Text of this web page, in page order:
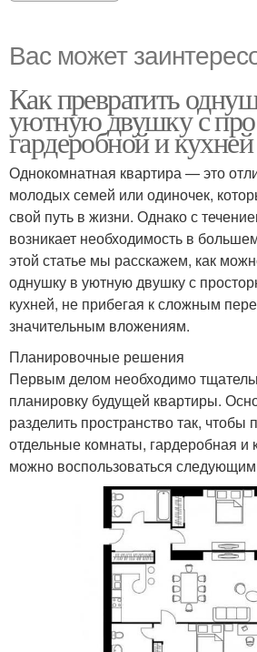
Вас может
Как превратить
уютную двушку с
гардеробной и кухней
Однокомнатная квартира — это
молодых семей или одиночек,
свой путь в жизни. Однако с
возникает необходимость в
этой статье мы расскажем, как
однушку в уютную двушку с
кухней, не прибегая к сложным
значительным вложениям.
Планировочные решения
Первым делом необходимо
планировку будущей квартиры.
разделить пространство так, чтобы
отдельные комнаты, гардеробная и
можно воспользоваться